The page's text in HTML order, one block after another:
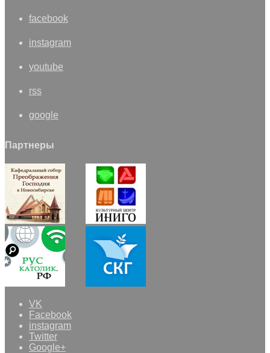
facebook
instagram
youtube
rss
google
Партнеры
VK
Facebook
instagram
Twitter
Google+